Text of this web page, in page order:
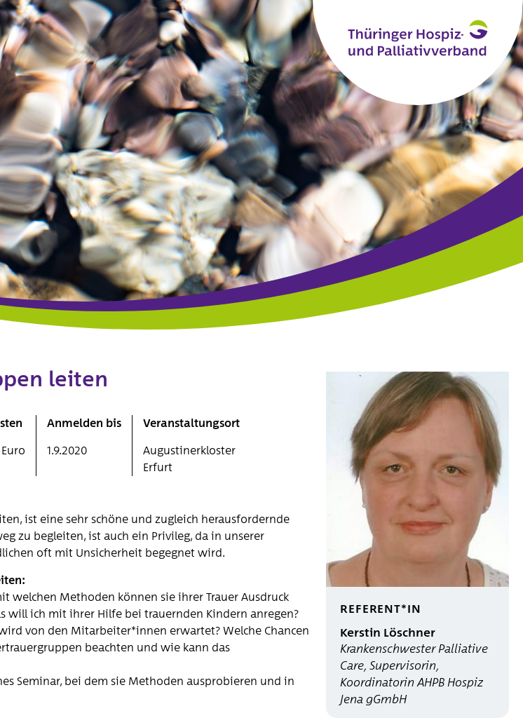
leiten
Anmelden bis
1.9.2020
Veranstaltungsort
Augustinerkloster
Erfurt
ist eine sehr schöne und zugleich herausfordernde
zu begleiten, ist auch ein Privileg, da in unserer
oft mit Unsicherheit begegnet wird.
welchen Methoden können sie ihrer Trauer Ausdruck
will ich mit ihrer Hilfe bei trauernden Kindern anregen?
von den Mitarbeiter*innen erwartet? Welche Chancen
beachten und wie kann das
Seminar, bei dem sie Methoden ausprobieren und in
REFERENT*IN
Kerstin Löschner
Krankenschwester Palliative
Care, Supervisorin,
Koordinatorin AHPB Hospiz
Jena gGmbH